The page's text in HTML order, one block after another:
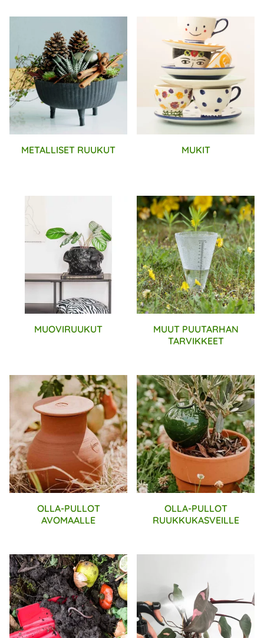
METALLISET RUUKUT MUKIT
MUOVIRUUKUT
MUUT PUUTARHAN
TARVIKKEET
OLLA-PULLOT
AVOMAALLE
OLLA-PULLOT
RUUKKUKASVEILLE